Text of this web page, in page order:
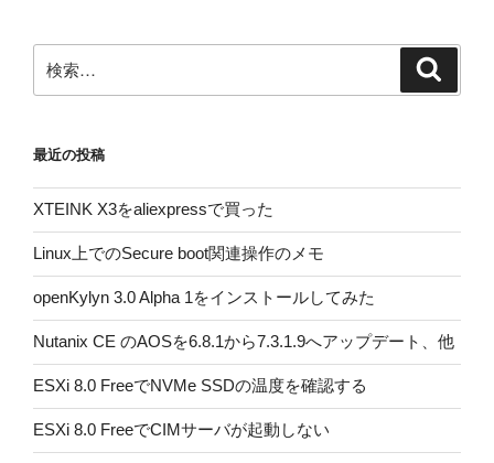
索:
最近の投稿
XTEINK X3をaliexpressで買った
Linux上でのSecure boot関連操作のメモ
openKylyn 3.0 Alpha 1をインストールしてみた
Nutanix CE のAOSを6.8.1から7.3.1.9へアップデート、他
ESXi 8.0 FreeでNVMe SSDの温度を確認する
ESXi 8.0 FreeでCIMサーバが起動しない